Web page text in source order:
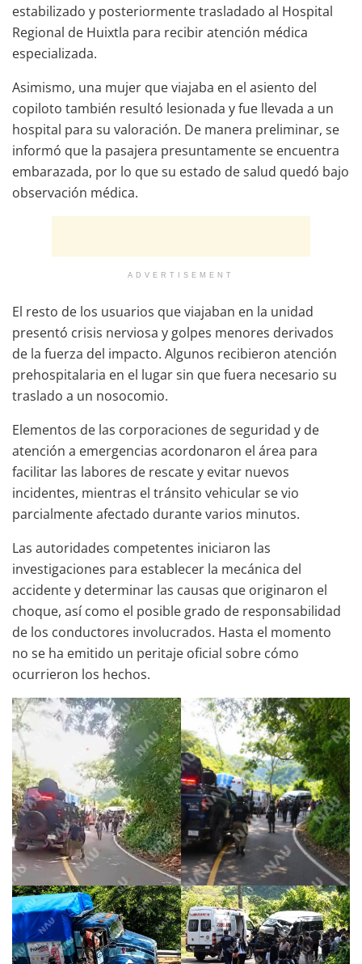
estabilizado y posteriormente trasladado al Hospital
Regional de Huixtla para recibir atención médica
especializada.
Asimismo, una mujer que viajaba en el asiento del
copiloto también resultó lesionada y fue llevada a un
hospital para su valoración. De manera preliminar, se
informó que la pasajera presuntamente se encuentra
embarazada, por lo que su estado de salud quedó bajo
observación médica.
ADVERTISEMENT
El resto de los usuarios que viajaban en la unidad
presentó crisis nerviosa y golpes menores derivados
de la fuerza del impacto. Algunos recibieron atención
prehospitalaria en el lugar sin que fuera necesario su
traslado a un nosocomio.
Elementos de las corporaciones de seguridad y de
atención a emergencias acordonaron el área para
facilitar las labores de rescate y evitar nuevos
incidentes, mientras el tránsito vehicular se vio
parcialmente afectado durante varios minutos.
Las autoridades competentes iniciaron las
investigaciones para establecer la mecánica del
accidente y determinar las causas que originaron el
choque, así como el posible grado de responsabilidad
de los conductores involucrados. Hasta el momento
no se ha emitido un peritaje oficial sobre cómo
ocurrieron los hechos.